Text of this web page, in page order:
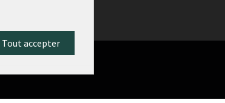
Tout accepter